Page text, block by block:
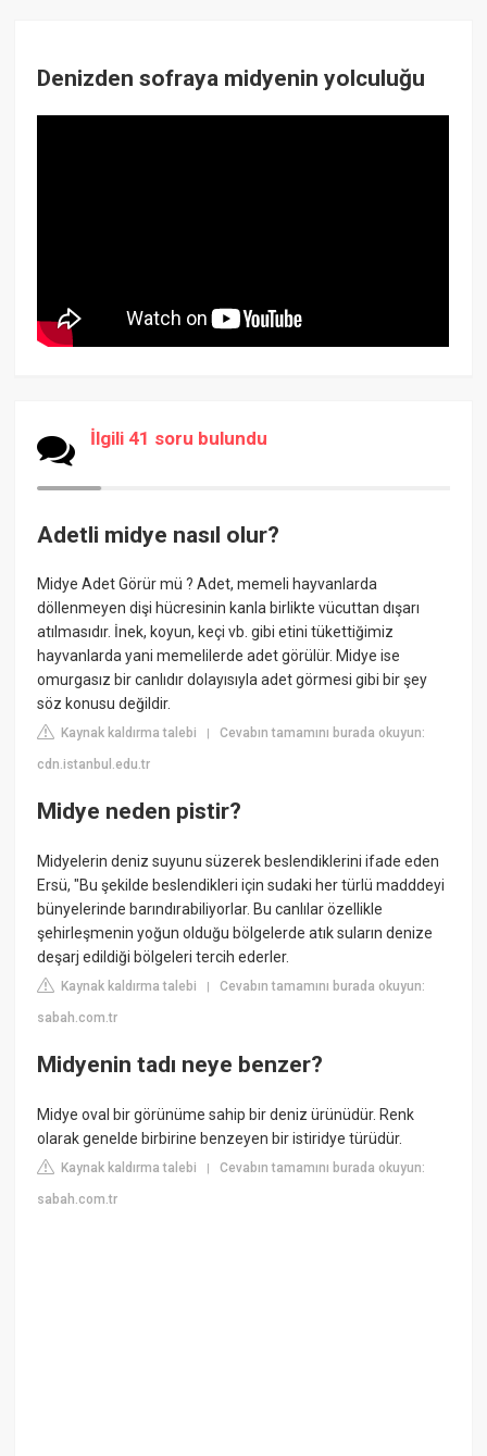
Denizden sofraya midyenin yolculuğu
İlgili 41 soru bulundu
Adetli midye nasıl olur?
Midye Adet Görür mü ? Adet, memeli hayvanlarda
döllenmeyen dişi hücresinin kanla birlikte vücuttan dışarı
atılmasıdır. İnek, koyun, keçi vb. gibi etini tükettiğimiz
hayvanlarda yani memelilerde adet görülür. Midye ise
omurgasız bir canlıdır dolayısıyla adet görmesi gibi bir şey
söz konusu değildir.
Kaynak kaldırma talebi |Cevabın tamamını burada okuyun:
cdn.istanbul.edu.tr
Midye neden pistir?
Midyelerin deniz suyunu süzerek beslendiklerini ifade eden
Ersü, "Bu şekilde beslendikleri için sudaki her türlü madddeyi
bünyelerinde barındırabiliyorlar. Bu canlılar özellikle
şehirleşmenin yoğun olduğu bölgelerde atık suların denize
deşarj edildiği bölgeleri tercih ederler.
Kaynak kaldırma talebi |Cevabın tamamını burada okuyun:
sabah.com.tr
Midyenin tadı neye benzer?
Midye oval bir görünüme sahip bir deniz ürünüdür. Renk
olarak genelde birbirine benzeyen bir istiridye türüdür.
Kaynak kaldırma talebi |Cevabın tamamını burada okuyun:
sabah.com.tr